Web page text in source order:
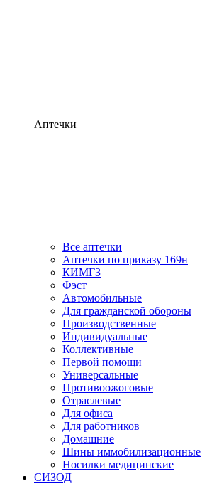
Аптечки
Все аптечки
Аптечки по приказу 169н
КИМГЗ
Фэст
Автомобильные
Для гражданской обороны
Производственные
Индивидуальные
Коллективные
Первой помощи
Универсальные
Противоожоговые
Отраслевые
Для офиса
Для работников
Домашние
Шины иммобилизационные
Носилки медицинские
СИЗОД